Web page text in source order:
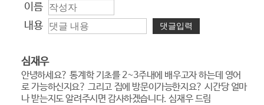
이름
내용
심재우
안녕하세요? 통계학 기초를 2~3주내에 배우고자 하는데 영어
로 가능하신지요? 그리고 집에 방문이가능한지요? 시간당 얼마
나 받는지도 알려주시면 감사하겠습니다. 심재우 드림